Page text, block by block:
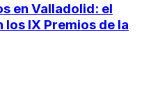
en Valladolid: el
los IX Premios de la